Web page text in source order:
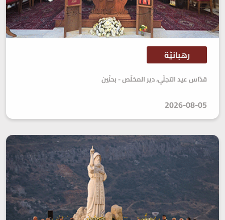
رهبانيّة
قدّاس عيد التجلّي، دير المخلّص - بحنّين
2026-08-05